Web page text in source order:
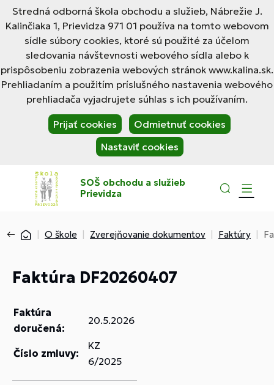
Stredná odborná škola obchodu a služieb, Nábrežie J.
Kalinčiaka 1, Prievidza 971 01 používa na tomto webovom
sídle súbory cookies, ktoré sú použité za účelom
sledovania návštevnosti webového sídla alebo k
prispôsobeniu zobrazenia webových stránok www.kalina.sk.
Prehliadaním a použitím príslušného nastavenia webového
prehliadača vyjadrujete súhlas s ich používaním.
Prijať cookies
Odmietnuť cookies
Nastaviť cookies
SOŠ obchodu a služieb
Prievidza
O škole Zverejňovanie dokumentov Faktúry
Faktúra DF20260407
Faktúra
doručená:
20.5.2026
Číslo zmluvy:
KZ
6/2025